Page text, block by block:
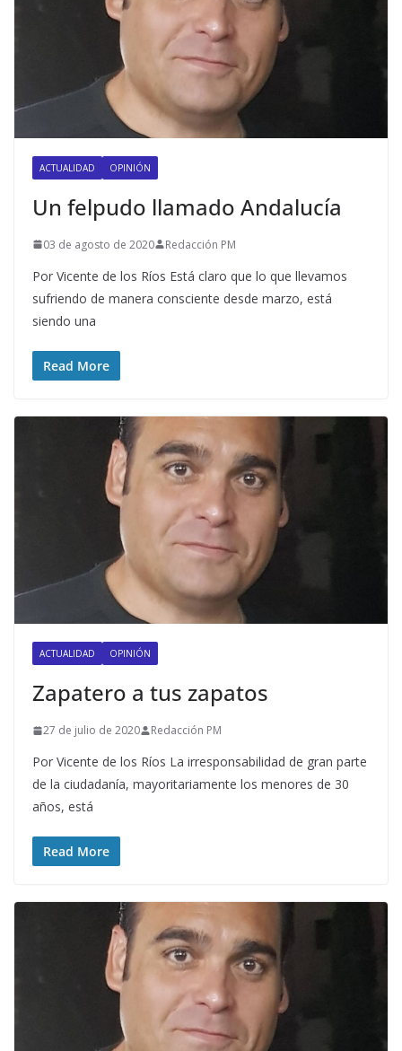
ACTUALIDAD OPINIÓN
Un felpudo llamado Andalucía
03 de agosto de 2020 Redacción PM
Por Vicente de los Ríos Está claro que lo que llevamos
sufriendo de manera consciente desde marzo, está
siendo una
Read More
ACTUALIDAD OPINIÓN
Zapatero a tus zapatos
27 de julio de 2020 Redacción PM
Por Vicente de los Ríos La irresponsabilidad de gran parte
de la ciudadanía, mayoritariamente los menores de 30
años, está
Read More